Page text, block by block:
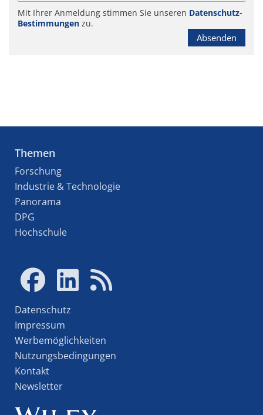
Mit Ihrer Anmeldung stimmen Sie unseren Datenschutz-
Bestimmungen zu.
Absenden
Themen
Forschung
Industrie & Technologie
Panorama
DPG
Hochschule
Datenschutz
Impressum
Werbemöglichkeiten
Nutzungsbedingungen
Kontakt
Newsletter